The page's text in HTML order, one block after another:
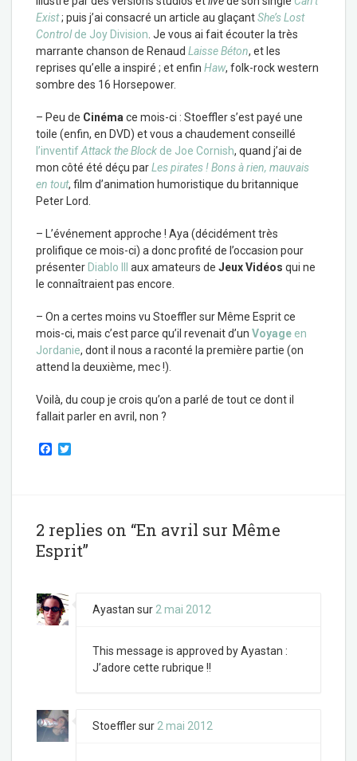
Exist; puis j’ai consacré un article au glaçantShe’s Lost
Controlde Joy Division. Je vous ai fait écouter la très
marrante chanson de Renaud Laisse Béton, et les
reprises qu’elle a inspiré ; et enfin Haw, folk-rock western
sombre des 16 Horsepower.
– Peu de Cinémace mois-ci : Stoeffler s’est payé une
toile (enfin, en DVD) et vous a chaudement conseillé
l’inventifAttack the Block de Joe Cornish, quand j’ai de
mon côté été déçu parLes pirates ! Bons à rien, mauvais
en tout, film d’animation humoristique du britannique
Peter Lord.
– L’événement approche ! Aya (décidément très
prolifique ce mois-ci) a donc profité de l’occasion pour
présenter Diablo III aux amateurs de Jeux Vidéos qui ne
le connaîtraient pas encore.
– On a certes moins vu Stoeffler sur Même Esprit ce
mois-ci, mais c’est parce qu’il revenait d’un Voyage en
Jordanie, dont il nous a raconté la première partie (on
attend la deuxième, mec !).
Voilà, du coup je crois qu’on a parlé de tout ce dont il
fallait parler en avril, non ?
F
o
k
r
2 replies on “En avril sur Même
Esprit”
Ayastan sur2 mai 2012
This message is approved by Ayastan :
J’adore cette rubrique !!
Stoefflersur2 mai 2012